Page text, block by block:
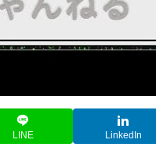
LINE LinkedIn